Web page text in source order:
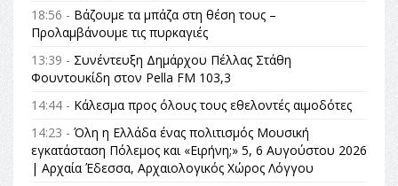
18:56 - Βάζουμε τα μπάζα στη θέση τους –
Προλαμβάνουμε τις πυρκαγιές
13:39 - Συνέντευξη Δημάρχου Πέλλας Στάθη
Φουντουκίδη στον Pella FM 103,3
14:44 - Κάλεσμα προς όλους τους εθελοντές αιμοδότες
14:23 - Όλη η Ελλάδα ένας πολιτισμός Μουσική
εγκατάσταση Πόλεμος και «Ειρήνη;» 5, 6 Αυγούστου 2026
| Αρχαία Έδεσσα, Αρχαιολογικός Χώρος Λόγγου